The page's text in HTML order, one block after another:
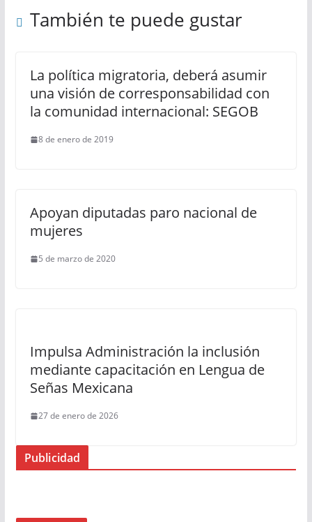
También te puede gustar
La política migratoria, deberá asumir
una visión de corresponsabilidad con
la comunidad internacional: SEGOB
8 de enero de 2019
Apoyan diputadas paro nacional de
mujeres
5 de marzo de 2020
Impulsa Administración la inclusión
mediante capacitación en Lengua de
Señas Mexicana
27 de enero de 2026
Publicidad